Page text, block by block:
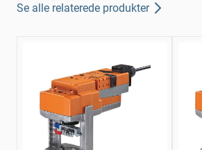
Se alle relaterede produkter